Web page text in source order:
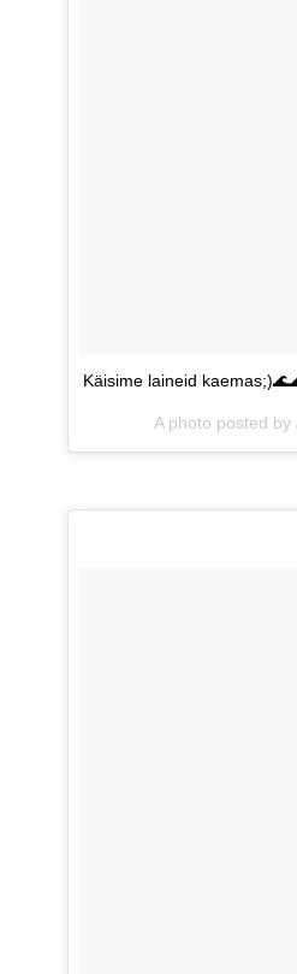
Käisime laineid
A photo posted